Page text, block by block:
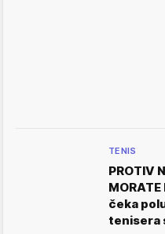
TENIS
PROTIV
MORATE
čeka
tenisera